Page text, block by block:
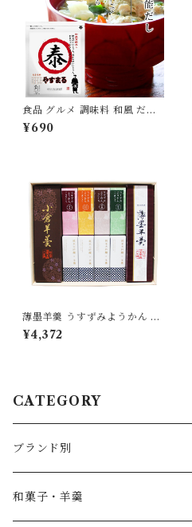
食品 グルメ 調味料 和風 だし
出汁 パック 10包入り 万能 テ
ィーパック やすまる お試し 試
¥690
薄墨羊羹 うすずみようかん 小
棹 小倉羊羹 一口ようかん 純米
大吟醸 こざくら 詰合せ セット
¥4,372
CATEGORY
ブランド別
薄墨羊羹
和菓子・羊羹